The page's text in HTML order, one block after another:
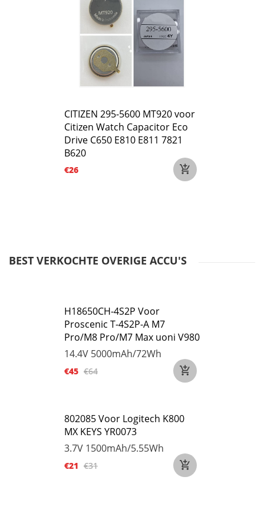
CITIZEN 295-5600 MT920 voor
Citizen Watch Capacitor Eco
Drive C650 E810 E811 7821
B620
€26
BEST VERKOCHTE OVERIGE ACCU'S
H18650CH-4S2P Voor
Proscenic T-4S2P-A M7
Pro/M8 Pro/M7 Max uoni V980
14.4V 5000mAh/72Wh
€45 €64
802085 Voor Logitech K800
MX KEYS YR0073
3.7V 1500mAh/5.55Wh
€21 €31